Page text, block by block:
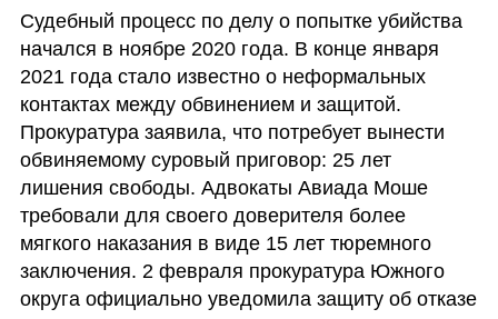
Судебный процесс по делу о попытке убийства
начался в ноябре 2020 года. В конце января
2021 года стало известно о неформальных
контактах между обвинением и защитой.
Прокуратура заявила, что потребует вынести
обвиняемому суровый приговор: 25 лет
лишения свободы. Адвокаты Авиада Моше
требовали для своего доверителя более
мягкого наказания в виде 15 лет тюремного
заключения. 2 февраля прокуратура Южного
округа официально уведомила защиту об отказе